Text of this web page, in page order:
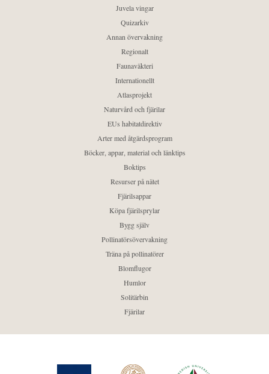
Juvela vingar
Quizarkiv
Annan övervakning
Regionalt
Faunaväkteri
Internationellt
Atlasprojekt
Naturvård och fjärilar
EUs habitatdirektiv
Arter med åtgärdsprogram
Böcker, appar, material och länktips
Boktips
Resurser på nätet
Fjärilsappar
Köpa fjärilsprylar
Bygg själv
Pollinatörsövervakning
Träna på pollinatörer
Blomflugor
Humlor
Solitärbin
Fjärilar